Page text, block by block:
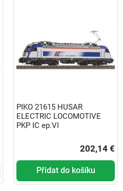
PIKO 21615 HUSAR
ELECTRIC LOCOMOTIVE
PKP IC ep.VI
202,14 €
Přidat do košíku